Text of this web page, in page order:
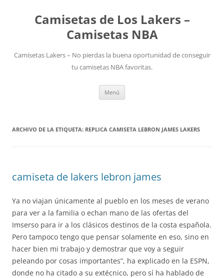
Camisetas de Los Lakers –
Camisetas NBA
Camisetas Lakers – No pierdas la buena oportunidad de conseguir
tu camisetas NBA favoritas.
Menú
ARCHIVO DE LA ETIQUETA: REPLICA CAMISETA LEBRON JAMES LAKERS
camiseta de lakers lebron james
Ya no viajan únicamente al pueblo en los meses de verano
para ver a la familia o echan mano de las ofertas del
Imserso para ir a los clásicos destinos de la costa española.
Pero tampoco tengo que pensar solamente en eso, sino en
hacer bien mi trabajo y demostrar que voy a seguir
peleando por cosas importantes”, ha explicado en la ESPN,
donde no ha citado a su extécnico, pero sí ha hablado de